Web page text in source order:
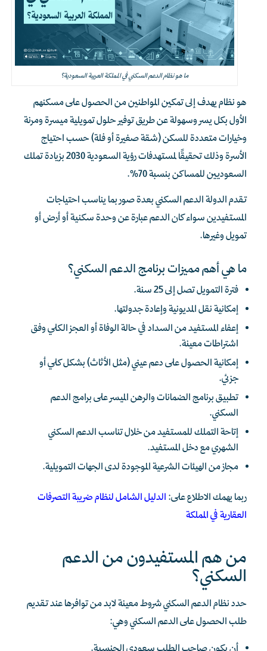
ما هو نظام الدعم السكني في المملكة العربية السعودية؟
هو نظام يهدف إلى تمكين المواطنين من الحصول على مسكنهم
الأول بكل يسر وسهولة عن طريق توفير حلول تمويلية ميسرة ومرنة
وخيارات متعددة للسكن (شقة صغيرة أو فلة) حسب احتياج
الأسرة وذلك تحقيقًا لمستهدفات رؤية السعودية 2030 بزيادة تملك
السعوديين للمساكن بنسبة 70%.
تقدم الدولة الدعم السكني بعدة صور بما يناسب احتياجات
المستفيدين سواء كان الدعم عبارة عن وحدة سكنية أو أرض أو
تمويل وغيرها.
ما هي أهم مميزات برنامج الدعم السكني؟
فترة التمويل تصل إلى 25 سنة.
إمكانية نقل المديونية وإعادة جدولتها.
إعفاء المستفيد من السداد في حالة الوفاة أو العجز الكلي وفق
اشتراطات معينة.
إمكانية الحصول على دعم عيني (مثل الأثاث) بشكل كلي أو
جزئي.
تطبيق برنامج الضمانات والرهن الميسر على برامج الدعم
السكني.
إتاحة التملك للمستفيد من خلال تناسب الدعم السكني
الشهري مع دخل المستفيد.
مجاز من الهيئات الشرعية الموجودة لدى الجهات التمويلية.
ربما يهمك الاطلاع على: الدليل الشامل لنظام ضريبة التصرفات
العقارية في المملكة
من هم المستفيدون من الدعم
السكني؟
حدد نظام الدعم السكني شروط معينة لابد من توافرها عند تقديم
طلب الحصول على الدعم السكني وهي: